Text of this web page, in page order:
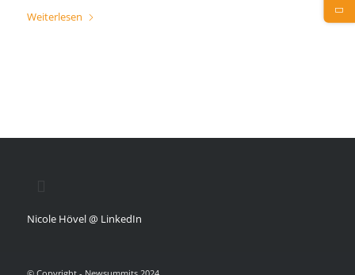
Weiterlesen
Nicole Hövel @ LinkedIn